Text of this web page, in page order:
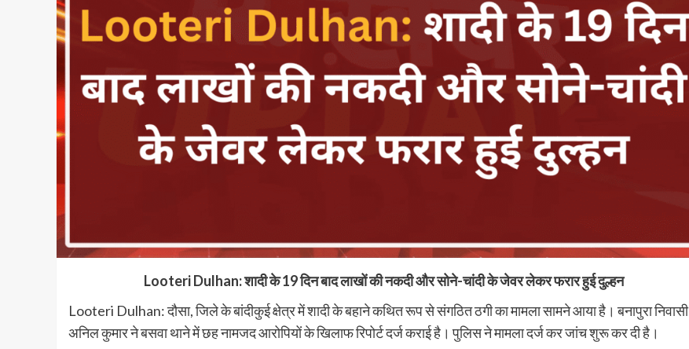
Looteri Dulhan: शादी के 19 दिन बाद लाखों की नकदी और सोने-चांदी के जेवर लेकर फरार हुई दुल्हन
Looteri Dulhan: दौसा, जिले के बांदीकुई क्षेत्र में शादी के बहाने कथित रूप से संगठित ठगी का मामला सामने आया है। बनापुरा निवासी
अनिल कुमार ने बसवा थाने में छह नामजद आरोपियों के खिलाफ रिपोर्ट दर्ज कराई है। पुलिस ने मामला दर्ज कर जांच शुरू कर दी है।